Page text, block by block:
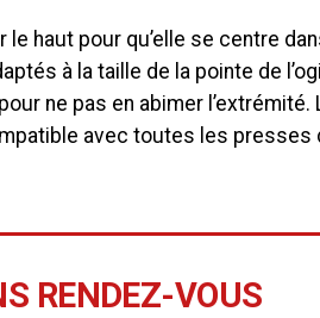
le haut pour qu’elle se centre
à la taille de la pointe de
ne pas en abimer l’extrémité.
avec toutes les presses
RENDEZ-VOUS